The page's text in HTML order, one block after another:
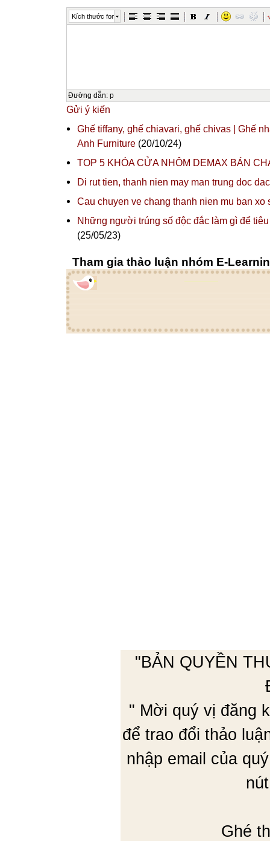
Kích thước font
Đường dẫn: p
Gửi ý kiến
Ghế tiffany, ghế chiavari, ghế chivas | Ghế
Anh Furniture (20/10/24)
TOP 5 KHÓA CỬA NHÔM DEMAX BÁN
Di rut tien, thanh nien may man trung doc
Cau chuyen ve chang thanh nien mu ban xo
Những người trúng số độc đắc làm gì để
(25/05/23)
Tham gia thảo luận nhóm E-
"BẢN QUYỀN
" Mời quý vị đăng
để trao đổi thảo
nhập email của
Ghé